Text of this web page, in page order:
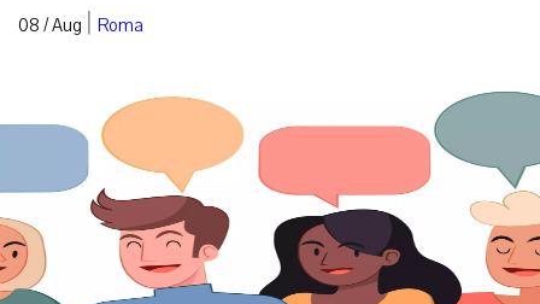
08 / Aug | Roma